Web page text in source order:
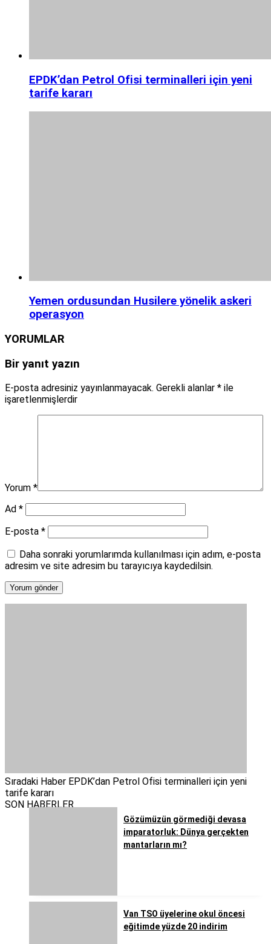
EPDK’dan Petrol Ofisi terminalleri için yeni
tarife kararı
Yemen ordusundan Husilere yönelik askeri
operasyon
YORUMLAR
Bir yanıt yazın
E-posta adresiniz yayınlanmayacak. Gerekli alanlar * ile
işaretlenmişlerdir
Yorum *
Ad *
E-posta *
Daha sonraki yorumlarımda kullanılması için adım, e-posta
adresim ve site adresim bu tarayıcıya kaydedilsin.
Sıradaki Haber EPDK’dan Petrol Ofisi terminalleri için yeni
tarife kararı
SON HABERLER
Gözümüzün görmediği devasa
imparatorluk: Dünya gerçekten
mantarların mı?
Van TSO üyelerine okul öncesi
eğitimde yüzde 20 indirim